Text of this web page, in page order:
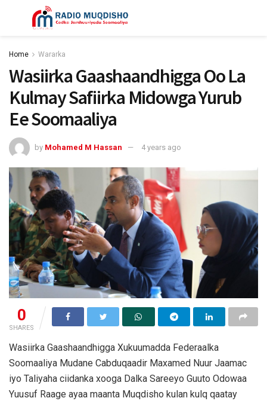
Home Wararka
Wasiirka Gaashaandhigga Oo La
Kulmay Safiirka Midowga Yurub
Ee Soomaaliya
by Mohamed M Hassan 4 years ago
0
SHARES
Wasiirka Gaashaandhigga Xukuumadda Federaalka
Soomaaliya Mudane Cabduqaadir Maxamed Nuur Jaamac
iyo Taliyaha ciidanka xooga Dalka Sareeyo Guuto Odowaa
Yuusuf Raage ayaa maanta Muqdisho kulan kulq qaatay